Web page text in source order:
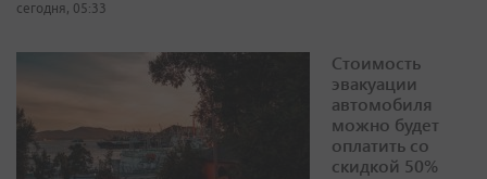
сегодня, 05:33
Стоимость
эвакуации
автомобиля
можно будет
оплатить со
скидкой 50%